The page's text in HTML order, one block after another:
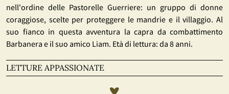
nell'ordine delle Pastorelle Guerriere: un gruppo di donne
coraggiose, scelte per proteggere le mandrie e il villaggio. Al
suo fianco in questa avventura la capra da combattimento
Barbanera e il suo amico Liam. Età di lettura: da 8 anni.
LETTURE APPASSIONATE